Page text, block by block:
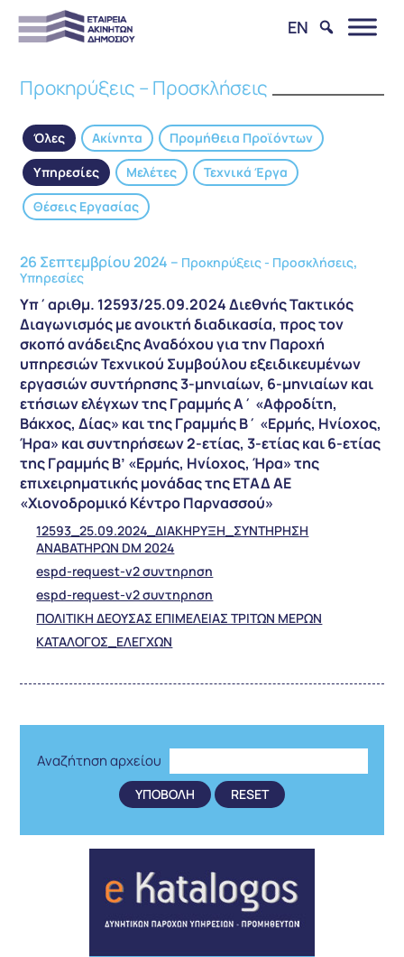
EN
Προκηρύξεις – Προσκλήσεις
Όλες Ακίνητα
Προμήθεια Προϊόντων
Υπηρεσίες
Μελέτες
Τεχνικά Έργα
Θέσεις Εργασίας
26 Σεπτεμβρίου 2024 – Προκηρύξεις - Προσκλήσεις,
Υπηρεσίες
Υπ΄αριθμ. 12593/25.09.2024 Διεθνής Τακτικός
Διαγωνισμός με ανοικτή διαδικασία, προς τον
σκοπό ανάδειξης Αναδόχου για την Παροχή
υπηρεσιών Τεχνικού Συμβούλου εξειδικευμένων
εργασιών συντήρησης 3-μηνιαίων, 6-μηνιαίων και
ετήσιων ελέγχων της Γραμμής Α΄ «Αφροδίτη,
Βάκχος, Δίας» και της Γραμμής Β΄ «Ερμής, Ηνίοχος,
Ήρα» και συντηρήσεων 2-ετίας, 3-ετίας και 6-ετίας
της Γραμμής Β’ «Ερμής, Ηνίοχος, Ήρα» της
επιχειρηματικής μονάδας της ΕΤΑΔ ΑΕ
«Χιονοδρομικό Κέντρο Παρνασσού»
12593_25.09.2024_ΔΙΑΚΗΡΥΞΗ_ΣΥΝΤΗΡΗΣΗ
ΑΝΑΒΑΤΗΡΩΝ DM 2024
espd-request-v2 συντηρηση
espd-request-v2 συντηρηση
ΠΟΛΙΤΙΚΗ ΔΕΟΥΣΑΣ ΕΠΙΜΕΛΕΙΑΣ ΤΡΙΤΩΝ ΜΕΡΩΝ
ΚΑΤΑΛΟΓΟΣ_ΕΛΕΓΧΩΝ
Αναζήτηση αρχείου